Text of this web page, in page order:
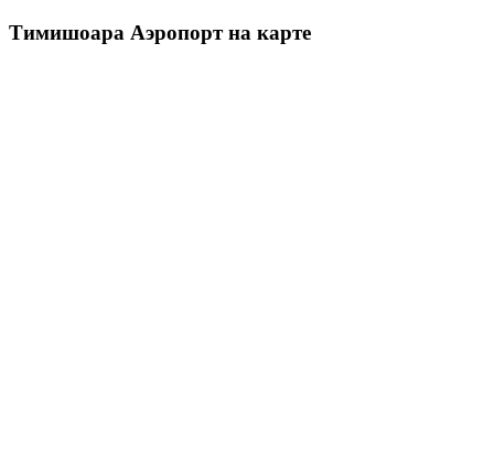
Тимишоара Аэропорт на карте